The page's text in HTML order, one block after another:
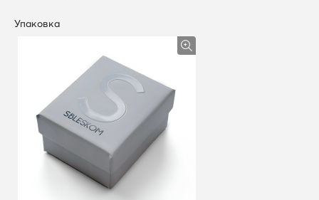
Упаковка